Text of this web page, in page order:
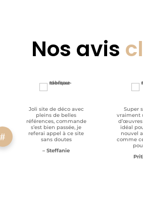
Nos avis
Joli site de déco avec
pleins de belles
références, commande
s’est bien passée, je
referai appel à ce site
sans doutes
– Steffanie
Super
vraiment
idéal
nouvel
comme